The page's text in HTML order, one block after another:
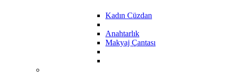
Kadın Cüzdan
Anahtarlık
Makyaj Çantası